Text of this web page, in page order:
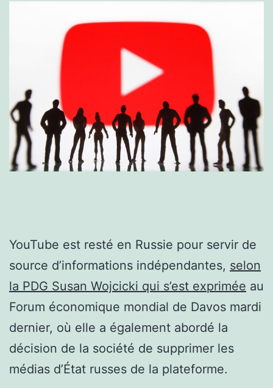
YouTube est resté en Russie pour servir de
source d’informations indépendantes, selon
la PDG Susan Wojcicki qui s’est exprimée au
Forum économique mondial de Davos mardi
dernier, où elle a également abordé la
décision de la société de supprimer les
médias d’État russes de la plateforme.